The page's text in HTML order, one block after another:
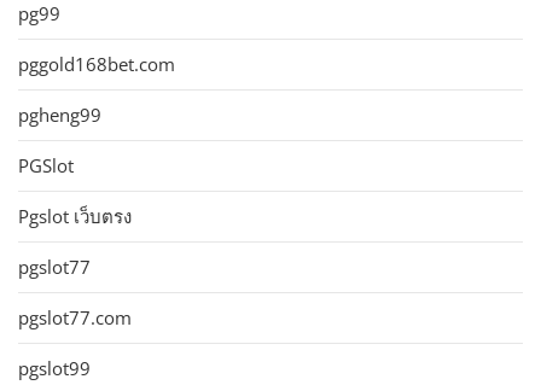
pg99
pggold168bet.com
pgheng99
PGSlot
Pgslot เว็บตรง
pgslot77
pgslot77.com
pgslot99